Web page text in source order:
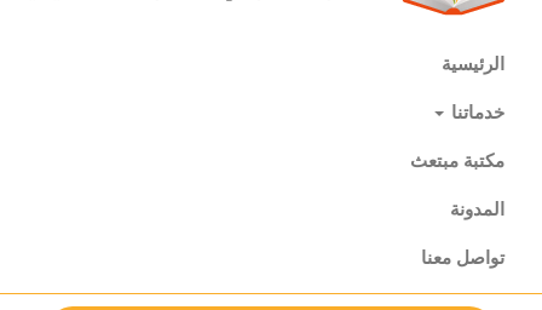
الرئيسية
خدماتنا
مكتبة مبتعث
المدونة
تواصل معنا